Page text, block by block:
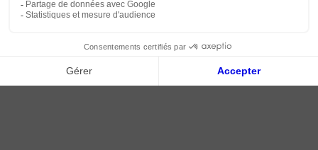
2018 - 2026 © Tessella, Tous droits réservés